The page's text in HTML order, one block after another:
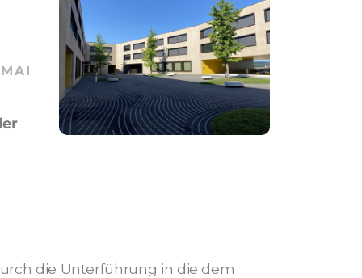
die Unterführung in die dem